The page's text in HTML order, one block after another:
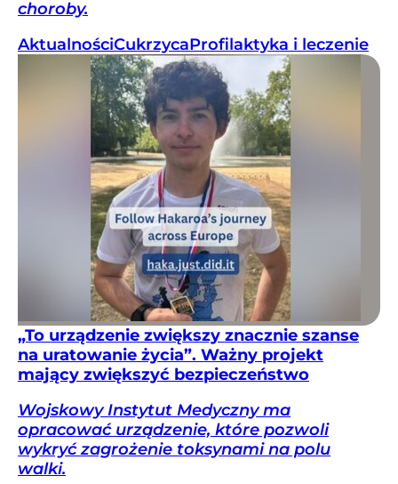
choroby.
AktualnościCukrzycaProfilaktyka i leczenie
„To urządzenie zwiększy znacznie szanse
na uratowanie życia”. Ważny projekt
mający zwiększyć bezpieczeństwo
Wojskowy Instytut Medyczny ma
opracować urządzenie, które pozwoli
wykryć zagrożenie toksynami na polu
walki.